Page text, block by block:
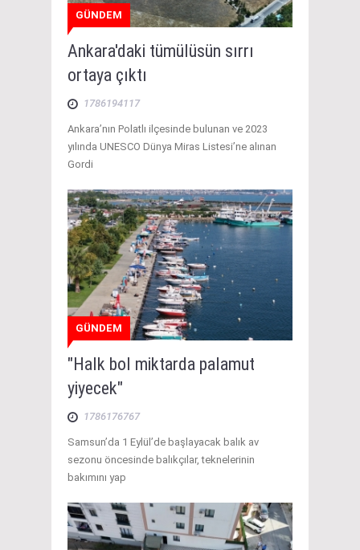
GÜNDEM
Ankara'daki tümülüsün sırrı
ortaya çıktı
1786194117
Ankara’nın Polatlı ilçesinde bulunan ve 2023
yılında UNESCO Dünya Miras Listesi’ne alınan
Gordi
GÜNDEM
"Halk bol miktarda palamut
yiyecek"
1786176767
Samsun’da 1 Eylül’de başlayacak balık av
sezonu öncesinde balıkçılar, teknelerinin
bakımını yap